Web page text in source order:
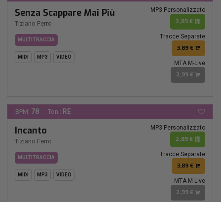
Senza Scappare Mai Più
Tiziano Ferro
MULTITRACCIA
MIDI MP3 VIDEO
MP3 Personalizzato
2,89 €
Tracce Separate
3,89 €
MTA M-Live
2,99 €
BPM: 78 Ton.: RE
Incanto
Tiziano Ferro
MULTITRACCIA
MIDI MP3 VIDEO
MP3 Personalizzato
2,89 €
Tracce Separate
3,89 €
MTA M-Live
2,99 €